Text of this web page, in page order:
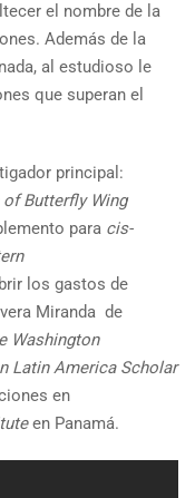
el nombre de la
Además de la
al estudioso le
que superan el
principal:
of Butterfly Wing
para cis-
los gastos de
Miranda de
Washington
Latin America Scholar
en
en Panamá.